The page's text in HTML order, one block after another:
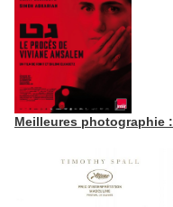
Meilleures photographie :